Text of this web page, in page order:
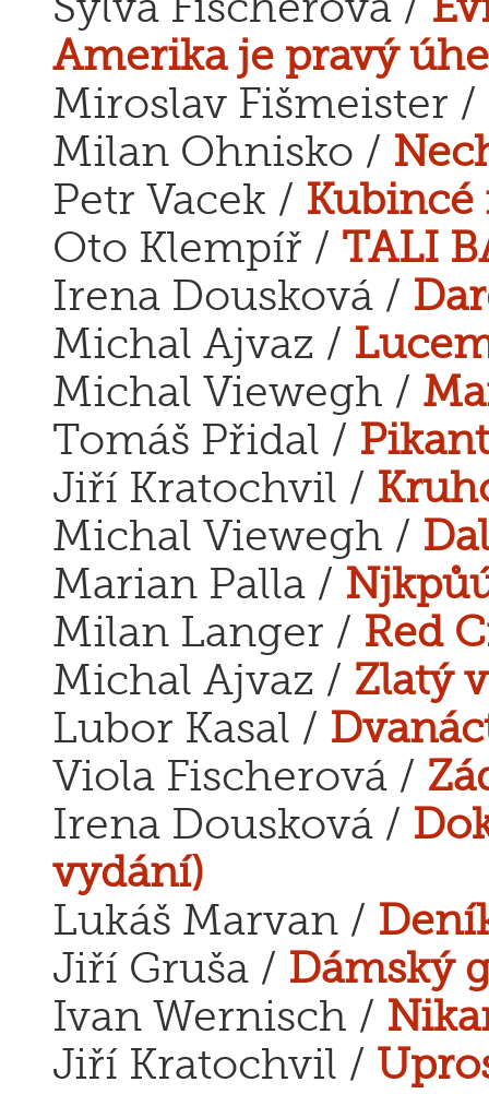
Amerika je pravý
Miroslav Fišmeister /
Milan Ohnisko /
Petr Vacek / Kubincé
Oto Klempíř / TALI
Irena Dousková /
Michal Ajvaz /
Michal Viewegh /
Tomáš Přidal /
Jiří Kratochvil /
Michal Viewegh /
Marian Palla /
Milan Langer / Red
Michal Ajvaz / Zlatý
Lubor Kasal /
Viola Fischerová /
Irena Dousková /
vydání)
Lukáš Marvan /
Jiří Gruša / Dámský
Ivan Wernisch /
Jiří Kratochvil /